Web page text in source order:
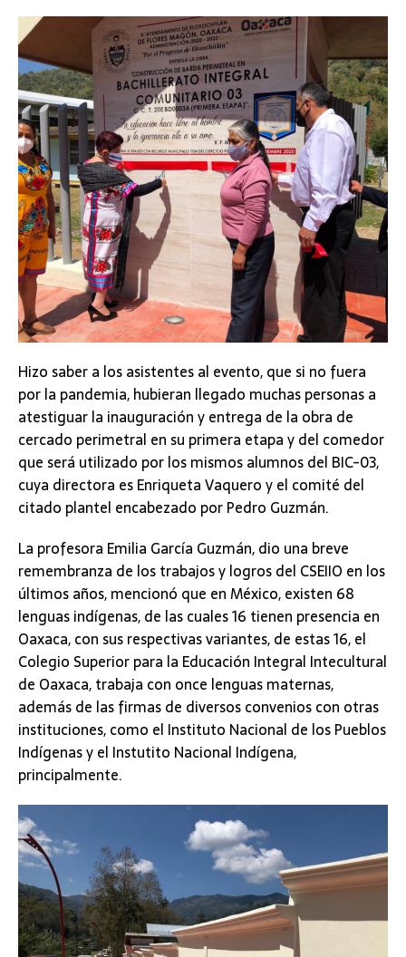
Hizo saber a los asistentes al evento, que si no fuera
por la pandemia, hubieran llegado muchas personas a
atestiguar la inauguración y entrega de la obra de
cercado perimetral en su primera etapa y del comedor
que será utilizado por los mismos alumnos del BIC-03,
cuya directora es Enriqueta Vaquero y el comité del
citado plantel encabezado por Pedro Guzmán.
La profesora Emilia García Guzmán, dio una breve
remembranza de los trabajos y logros del CSEIIO en los
últimos años, mencionó que en México, existen 68
lenguas indígenas, de las cuales 16 tienen presencia en
Oaxaca, con sus respectivas variantes, de estas 16, el
Colegio Superior para la Educación Integral Intecultural
de Oaxaca, trabaja con once lenguas maternas,
además de las firmas de diversos convenios con otras
instituciones, como el Instituto Nacional de los Pueblos
Indígenas y el Instutito Nacional Indígena,
principalmente.